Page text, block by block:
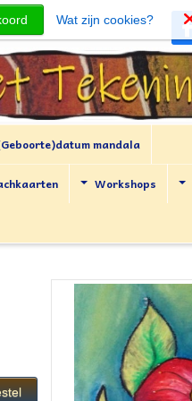
mandala
Workshops
Wat zijn cookies?